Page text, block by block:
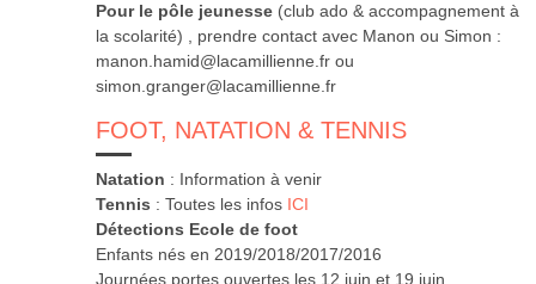
Pour le pôle jeunesse (club ado & accompagnement à
la scolarité) , prendre contact avec Manon ou Simon :
manon.hamid@lacamillienne.fr ou
simon.granger@lacamillienne.fr
FOOT, NATATION & TENNIS
Natation : Information à venir
Tennis : Toutes les infos ICI
Détections Ecole de foot
Enfants nés en 2019/2018/2017/2016
Journées portes ouvertes les 12 juin et 19 juin